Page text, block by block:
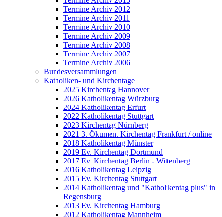
Termine Archiv 2012
Termine Archiv 2011
Termine Archiv 2010
Termine Archiv 2009
Termine Archiv 2008
Termine Archiv 2007
Termine Archiv 2006
Bundesversammlungen
Katholiken- und Kirchentage
2025 Kirchentag Hannover
2026 Katholikentag Würzburg
2024 Katholikentag Erfurt
2022 Katholikentag Stuttgart
2023 Kirchentag Nürnberg
2021 3. Ökumen. Kirchentag Frankfurt / online
2018 Katholikentag Münster
2019 Ev. Kirchentag Dortmund
2017 Ev. Kirchentag Berlin - Wittenberg
2016 Katholikentag Leipzig
2015 Ev. Kirchentag Stuttgart
2014 Katholikentag und "Katholikentag plus" in
Regensburg
2013 Ev. Kirchentag Hamburg
2012 Katholikentag Mannheim